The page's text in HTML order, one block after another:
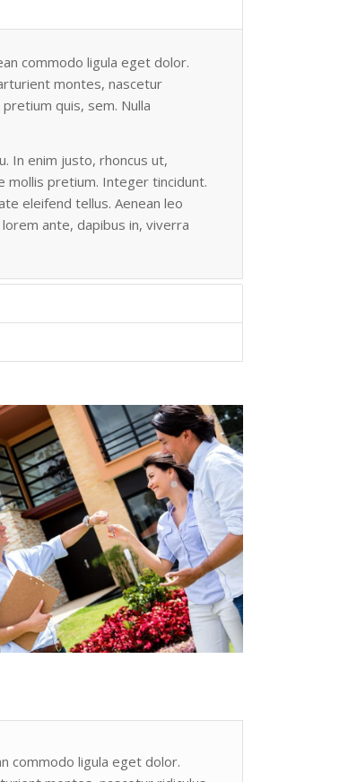
commodo ligula eget dolor.
montes, nascetur
quis, sem. Nulla
In enim justo, rhoncus ut,
mollis pretium. Integer tincidunt.
eleifend tellus. Aenean leo
ante, dapibus in, viverra
commodo ligula eget dolor.